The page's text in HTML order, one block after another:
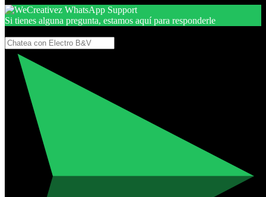
Si tienes alguna pregunta, estamos aquí para responderle